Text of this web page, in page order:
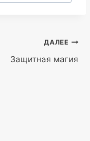
ДАЛЕЕ
Защитная магия